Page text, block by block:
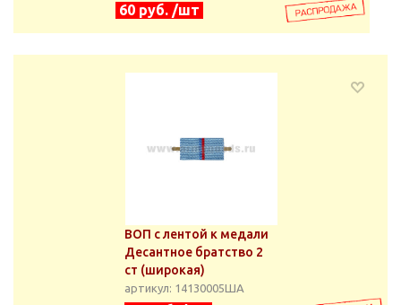
60 руб. /шт
ВОП с лентой к медали
Десантное братство 2
ст (широкая)
артикул: 14130005ША